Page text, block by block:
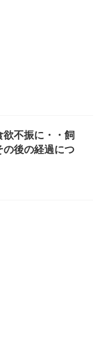
不振に・・飼
の後の経過につ